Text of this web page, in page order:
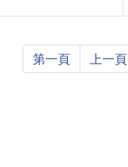
第一頁 上一頁